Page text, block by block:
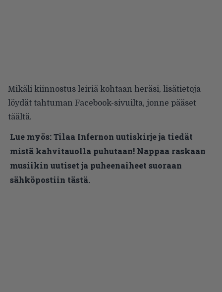
Mikäli kiinnostus leiriä kohtaan heräsi, lisätietoja
löydät tahtuman Facebook-sivuilta, jonne pääset
täältä.
Lue myös:Tilaa Infernon uutiskirje ja tiedät
mistä kahvitauolla puhutaan! Nappaa raskaan
musiikin uutiset ja puheenaiheet suoraan
sähköpostiin tästä.